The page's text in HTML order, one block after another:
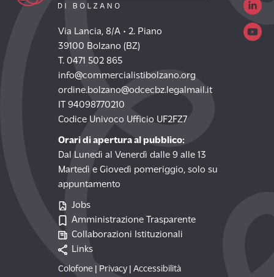
Via Lancia, 8/A • 2. Piano
39100 Bolzano (BZ)
T. 0471 502 865
info@commercialistibolzano.org
ordine.bolzano@odcecbz.legalmail.it
IT 94098770210
Codice Univoco Ufficio UF2FZ7
Orari di apertura al pubblico:
Dal Lunedì al Venerdì dalle 9 alle 13
Martedì e Giovedì pomeriggio, solo su
appuntamento
Jobs
Amministrazione Trasparente
Collaborazioni Istituzionali
Links
Colofone Privacy Accessibilità